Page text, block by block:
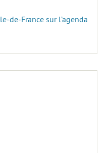
de-France sur l’agenda